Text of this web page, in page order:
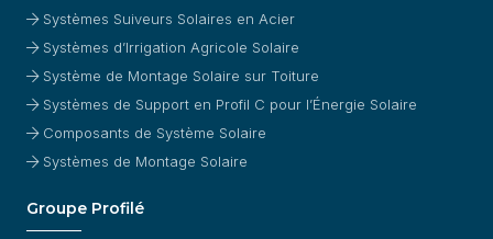
Systèmes Suiveurs Solaires en Acier
Systèmes d’Irrigation Agricole Solaire
Système de Montage Solaire sur Toiture
Systèmes de Support en Profil C pour l’Énergie Solaire
Composants de Système Solaire
Systèmes de Montage Solaire
Groupe Profilé